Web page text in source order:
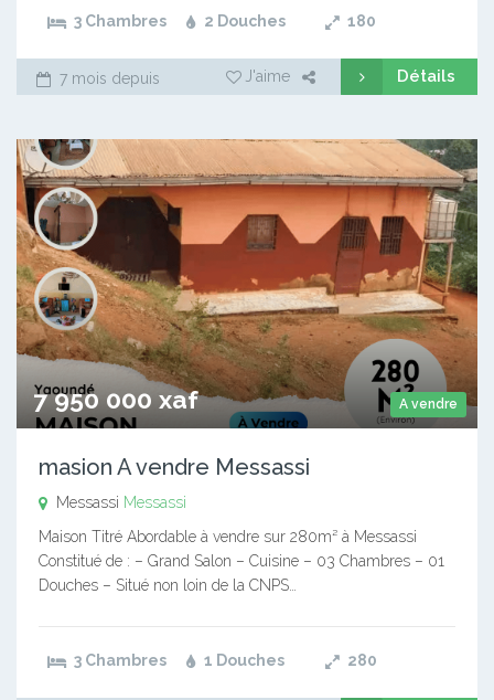
3 Chambres 2 Douches 180
7 mois depuis J'aime Détails
A vendre
7 950 000 xaf
masion A vendre Messassi
Messassi Messassi
Maison Titré Abordable à vendre sur 280m² à Messassi
Constitué de : – Grand Salon – Cuisine – 03 Chambres – 01
Douches – Situé non loin de la CNPS…
3 Chambres 1 Douches 280